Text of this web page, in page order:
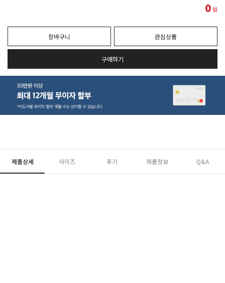
0원
장바구니 관심상품
구매하기
제품상세 사이즈 후기 제품정보 Q&A